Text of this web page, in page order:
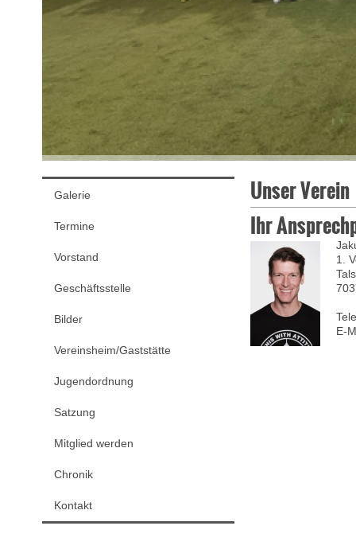
Unser Verein
Ihr
1.
E-
Galerie
Termine
Vorstand
Geschäftsstelle
Bilder
Vereinsheim/Gaststätte
Jugendordnung
Satzung
Mitglied werden
Chronik
Kontakt